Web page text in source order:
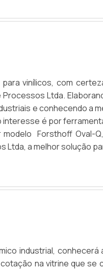
vinílicos, com
Ltda.
e conhecendo a
interesse é por
Forsthoff Oval-
Ltda, a melhor solução
industrial, conhecerá
na vitrine que se